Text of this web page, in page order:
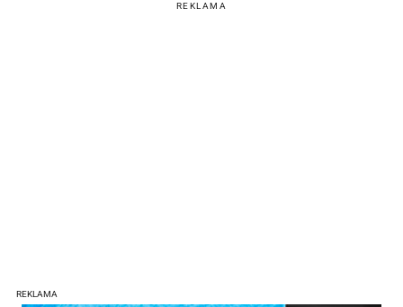
REKLAMA
REKLAMA